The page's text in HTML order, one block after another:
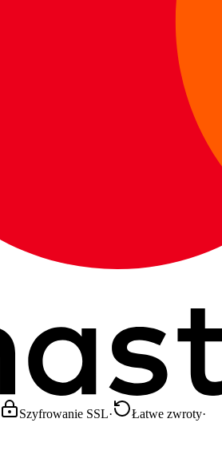
Szyfrowanie SSL· Łatwe zwroty·